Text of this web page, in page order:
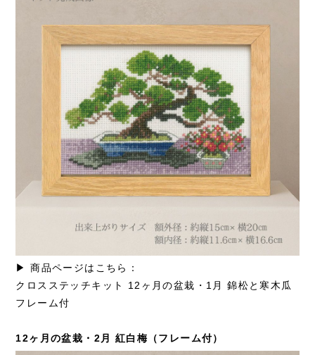
▶ 商品ページはこちら：
クロスステッチキット 12ヶ月の盆栽・1月 錦松と寒木瓜
フレーム付
12ヶ月の盆栽・2月 紅白梅（フレーム付）